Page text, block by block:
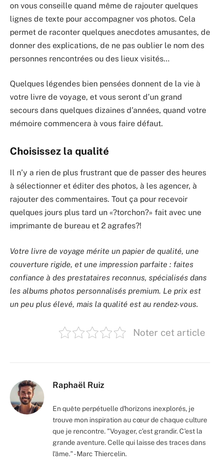
on vous conseille quand même de rajouter quelques
lignes de texte pour accompagner vos photos. Cela
permet de raconter quelques anecdotes amusantes, de
donner des explications, de ne pas oublier le nom des
personnes rencontrées ou des lieux visités…
Quelques légendes bien pensées donnent de la vie à
votre livre de voyage, et vous seront d’un grand
secours dans quelques dizaines d’années, quand votre
mémoire commencera à vous faire défaut.
Choisissez la qualité
Il n’y a rien de plus frustrant que de passer des heures
à sélectionner et éditer des photos, à les agencer, à
rajouter des commentaires. Tout ça pour recevoir
quelques jours plus tard un «?torchon?» fait avec une
imprimante de bureau et 2 agrafes?!
Votre livre de voyage mérite un papier de qualité, une
couverture rigide, et une impression parfaite : faites
confiance à des prestataires reconnus, spécialisés dans
les albums photos personnalisés premium. Le prix est
un peu plus élevé, mais la qualité est au rendez-vous.
Noter cet article
Raphaël Ruiz
En quête perpétuelle d'horizons inexplorés, je
trouve mon inspiration au cœur de chaque culture
que je rencontre. "Voyager, c’est grandir. C'est la
grande aventure. Celle qui laisse des traces dans
l'âme." - Marc Thiercelin.